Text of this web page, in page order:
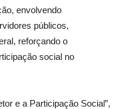
envolvendo
públicos,
reforçando o
social no
e a Participação Social”,